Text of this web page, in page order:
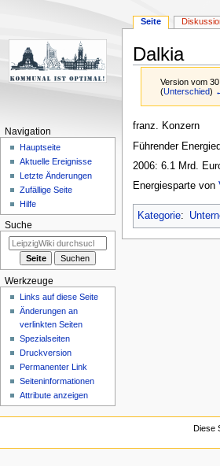
Dalkia
Version vom
(Unterschied)
Zur
Navigation
Zur
Suche
franz. Konzern
Führender
2006: 6.1 Mrd.
Energiesparte von
Kategorie:
Seite
Navigation
Hauptseite
Aktuelle Ereignisse
Letzte Änderungen
Zufällige Seite
Hilfe
Suche
Werkzeuge
Links auf diese Seite
Änderungen an
verlinkten Seiten
Spezialseiten
Druckversion
Permanenter Link
Seiten­informationen
Attribute anzeigen
Diese